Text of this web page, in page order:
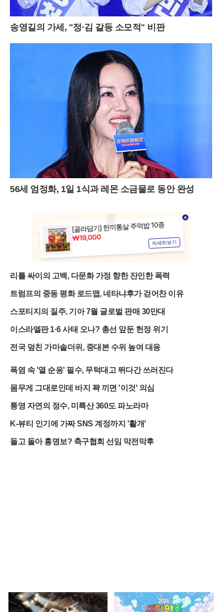
송영길의 가세, "정·김 갈등 소모적" 비판
56세 엄정화, 1일 1식과 레몬 소금물로 동안 완성
리틀 싸이의 고백, 다문화 가정 향한 잔인한 폭력
트럼프의 중동 평화 로드맵, 네타냐후가 걷어찬 이유
스포티지의 질주, 기아 7월 글로벌 판매 30만대
이스라엘판 1·6 사태 오나? 총선 앞둔 헌정 위기
전국 덮친 가마솥더위, 중대본 수위 높여 대응
폭염 속 '열 순응' 필수, 무턱대고 뛰다간 쓰러진다
몸무게 그대로인데 바지 꽉 끼면 '이것' 의심
통영 자연의 정수, 미륵산 360도 파노라마
K-뷰티 인기에 가짜 SNS 계정까지 '활개'
돌고 돌아 홍명보? 축구협회 선임 막전막후